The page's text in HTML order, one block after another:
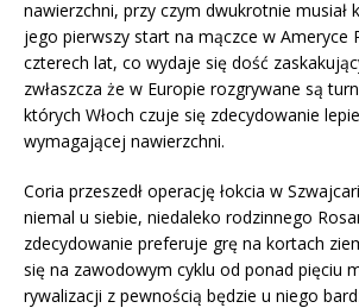
nawierzchni, przy czym dwukrotnie musiał
jego pierwszy start na mączce w Ameryce
czterech lat, co wydaje się dość
zwłaszcza że w Europie rozgrywane są
których Włoch czuje się zdecydowanie
wymagającej nawierzchni.
Coria przeszedł operację łokcia w
niemal u siebie, niedaleko rodzinnego
zdecydowanie preferuje grę na kortach
się na zawodowym cyklu od ponad pięciu
rywalizacji z pewnością będzie u niego